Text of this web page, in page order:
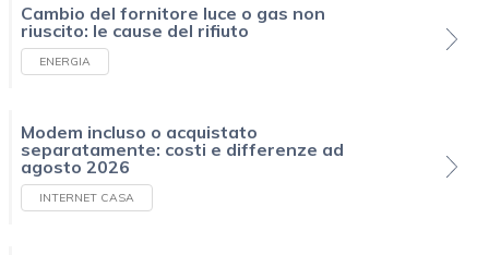
Cambio del fornitore luce o gas non
riuscito: le cause del rifiuto
ENERGIA
Modem incluso o acquistato
separatamente: costi e differenze ad
agosto 2026
INTERNET CASA